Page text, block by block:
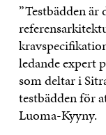
”Testbädden är
ledande expert
som deltar i
testbädden för
Luoma-Kyyny.